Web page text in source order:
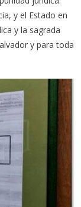
y el Estado en
y la sagrada
y para toda